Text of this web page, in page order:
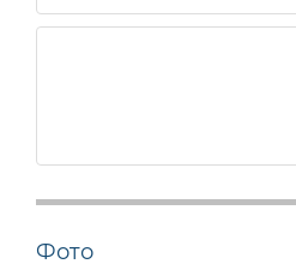
Фото